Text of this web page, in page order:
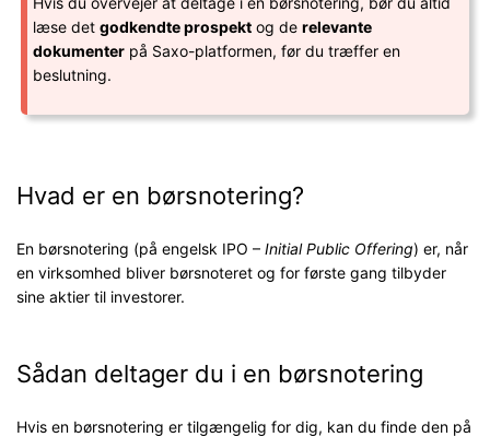
læse detgodkendte prospekt og derelevante
dokumenter på Saxo-platformen, før du træffer en
beslutning.
Hvad er en børsnotering?
En børsnotering (på engelsk IPO – Initial Public Offering) er, når
en virksomhed bliver børsnoteret og for første gang tilbyder
sine aktier til investorer.
Sådan deltager du i en børsnotering
Hvis en børsnotering er tilgængelig for dig, kan du finde den på